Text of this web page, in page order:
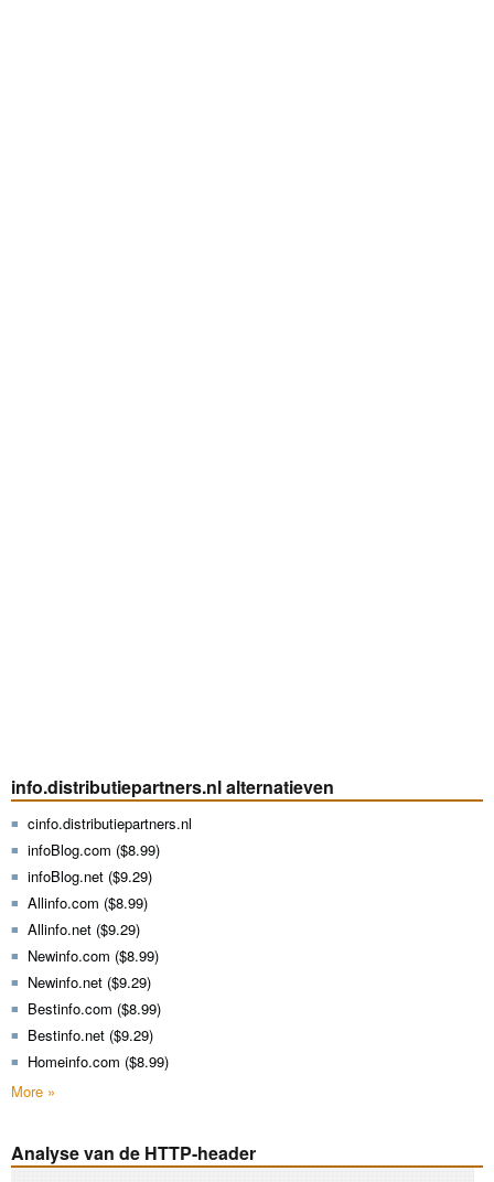
info.distributiepartners.nl alternatieven
cinfo.distributiepartners.nl
infoBlog.com ($8.99)
infoBlog.net ($9.29)
Allinfo.com ($8.99)
Allinfo.net ($9.29)
Newinfo.com ($8.99)
Newinfo.net ($9.29)
Bestinfo.com ($8.99)
Bestinfo.net ($9.29)
Homeinfo.com ($8.99)
More »
Analyse van de HTTP-header